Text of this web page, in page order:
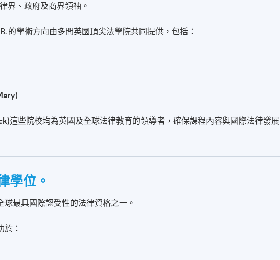
界、政府及商界領袖。
的學術方向由多間英國頂尖法學院共同提供，包括：
這些院校均為英國及全球法律教育的領導者，確保課程內容與國際法律發展
學位。
最具國際認受性的法律資格之一。
：